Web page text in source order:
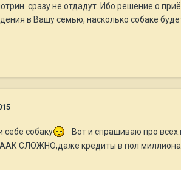
сразу не отдадут. Ибо решение о
в Вашу семью, насколько собаке
собаку
Вот и спрашиваю про
СЛОЖНО,даже кредиты в пол миллиона